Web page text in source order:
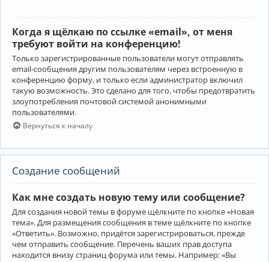
Когда я щёлкаю по ссылке «email», от меня
требуют войти на конференцию!
Только зарегистрированные пользователи могут отправлять
email-сообщения другим пользователям через встроенную в
конференцию форму, и только если администратор включил
такую возможность. Это сделано для того, чтобы предотвратить
злоупотребления почтовой системой анонимными
пользователями.
Вернуться к началу
Создание сообщений
Как мне создать новую тему или сообщение?
Для создания новой темы в форуме щёлкните по кнопке «Новая
тема». Для размещения сообщения в теме щёлкните по кнопке
«Ответить». Возможно, придётся зарегистрироваться, прежде
чем отправить сообщение. Перечень ваших прав доступа
находится внизу страниц форума или темы. Например: «Вы